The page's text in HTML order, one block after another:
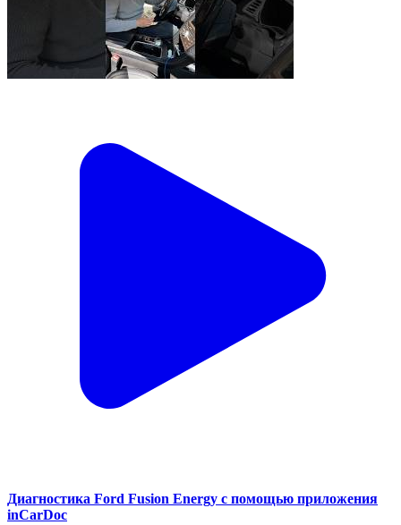
Диагностика Ford Fusion Energy с помощью приложения
inCarDoc